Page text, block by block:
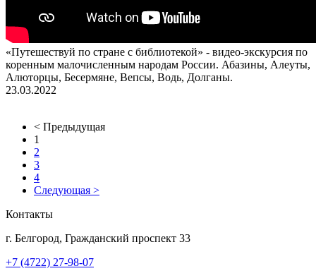
«Путешествуй по стране с библиотекой» - видео-экскурсия по
коренным малочисленным народам России. Абазины, Алеуты,
Алюторцы, Бесермяне, Вепсы, Водь, Долганы.
23.03.2022
< Предыдущая
1
2
3
4
Следующая >
Контакты
г. Белгород, Гражданский проспект 33
+7 (4722) 27-98-07